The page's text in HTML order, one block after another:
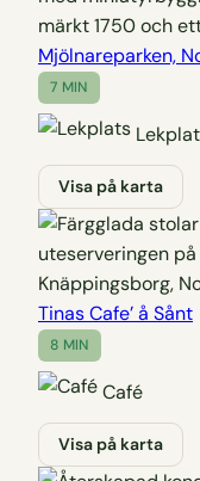
Mjölnareparken,
7 MIN
Visa på karta
Tinas Cafe’ å Sånt
8 MIN
Café
Visa på karta